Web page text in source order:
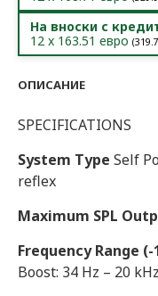
На вноски с
12 x 163.51 евро (
ОПИСАНИЕ
SPECIFICATIONS
System Type Self
reflex
Maximum SPL
Frequency Range (-
Boost: 34 Hz – 20 kHz